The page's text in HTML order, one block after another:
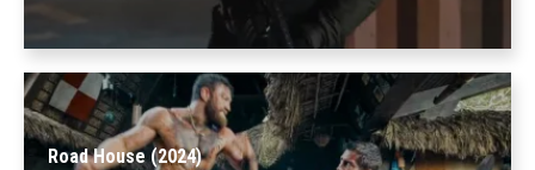
Road House (2024)